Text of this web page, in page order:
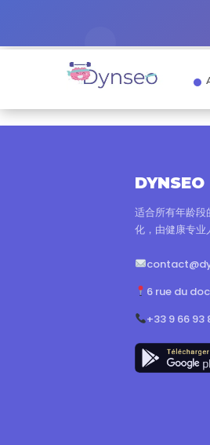
DYNSEO
适合所有年龄
化，由健康专业
6 rue du
+33 9 66 93